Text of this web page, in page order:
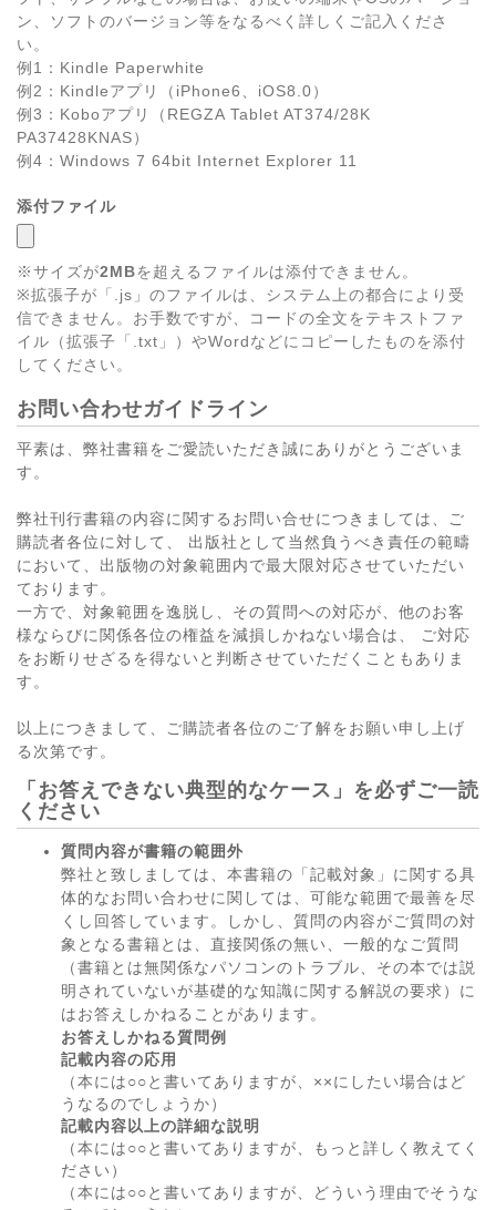
ン、ソフトのバージョン等をなるべく詳しくご記入くださ
い。
例1：Kindle Paperwhite
例2：Kindleアプリ（iPhone6、iOS8.0）
例3：Koboアプリ（REGZA Tablet AT374/28K
PA37428KNAS）
例4：Windows 7 64bit Internet Explorer 11
添付ファイル
※サイズが2MBを超えるファイルは添付できません。
※拡張子が「.js」のファイルは、システム上の都合により受
信できません。お手数ですが、コードの全文をテキストファ
イル（拡張子「.txt」）やWordなどにコピーしたものを添付
してください。
お問い合わせガイドライン
平素は、弊社書籍をご愛読いただき誠にありがとうございま
す。
弊社刊行書籍の内容に関するお問い合せにつきましては、ご
購読者各位に対して、 出版社として当然負うべき責任の範疇
において、出版物の対象範囲内で最大限対応させていただい
ております。
一方で、対象範囲を逸脱し、その質問への対応が、他のお客
様ならびに関係各位の権益を減損しかねない場合は、 ご対応
をお断りせざるを得ないと判断させていただくこともありま
す。
以上につきまして、ご購読者各位のご了解をお願い申し上げ
る次第です。
「お答えできない典型的なケース」を必ずご一読
ください
質問内容が書籍の範囲外
弊社と致しましては、本書籍の「記載対象」に関する具
体的なお問い合わせに関しては、可能な範囲で最善を尽
くし回答しています。しかし、質問の内容がご質問の対
象となる書籍とは、直接関係の無い、一般的なご質問
（書籍とは無関係なパソコンのトラブル、その本では説
明されていないが基礎的な知識に関する解説の要求）に
はお答えしかねることがあります。
お答えしかねる質問例
記載内容の応用
（本には○○と書いてありますが、××にしたい場合はど
うなるのでしょうか）
記載内容以上の詳細な説明
（本には○○と書いてありますが、もっと詳しく教えてく
ださい）
（本には○○と書いてありますが、どういう理由でそうな